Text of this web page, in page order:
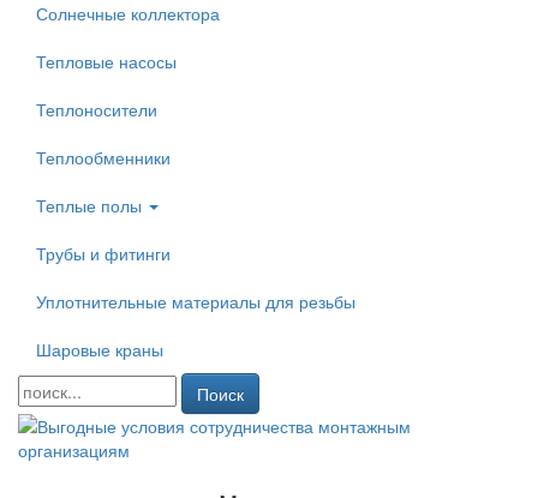
Солнечные коллектора
Тепловые насосы
Теплоносители
Теплообменники
Теплые полы
Трубы и фитинги
Уплотнительные материалы для резьбы
Шаровые краны
Поиск